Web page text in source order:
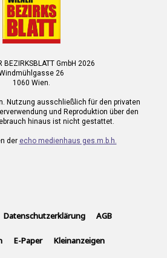
BEZIRKSBLATT GmbH 2026
26
1060 Wien.
Nutzung ausschließlich für den privaten
und Reproduktion über den
hinaus ist nicht gestattet.
der echo medienhaus ges.m.b.h.
Datenschutzerklärung AGB
E-Paper Kleinanzeigen